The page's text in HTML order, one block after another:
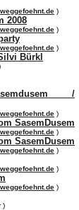
weggefoehnt.de )
2008
weggefoehnt.de )
weggefoehnt.de )
Bürkl
/
weggefoehnt.de )
SasemDusem
weggefoehnt.de )
SasemDusem
weggefoehnt.de )
weggefoehnt.de )
weggefoehnt.de )
)